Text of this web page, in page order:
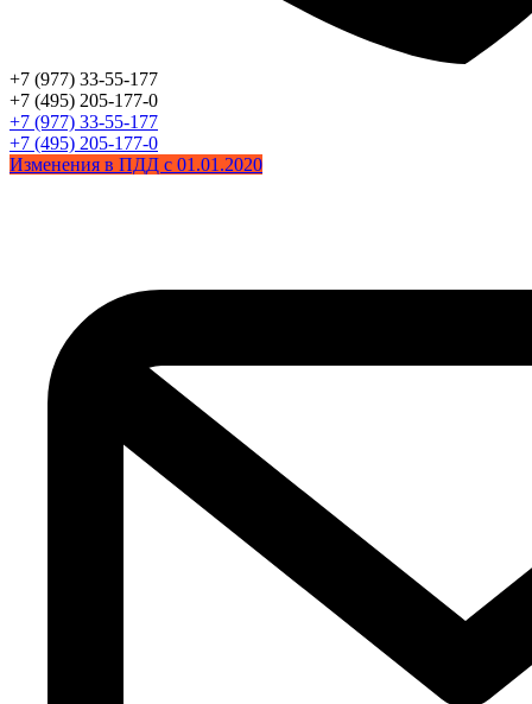
+7 (977) 33-55-177
+7 (495) 205-177-0
+7 (977) 33-55-177
+7 (495) 205-177-0
Изменения в ПДД с 01.01.2020